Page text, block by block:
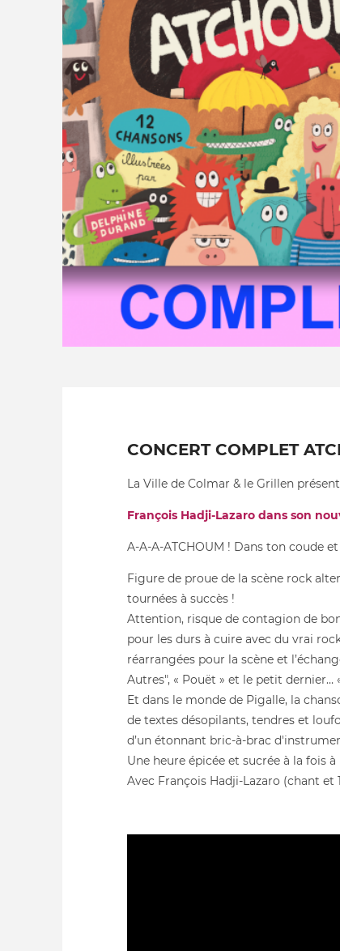
CONCERT COMPLET
La Ville de Colmar & le Grillen
François Hadji-Lazaro dans son
A-A-A-ATCHOUM ! Dans ton coude
Figure de proue de la scène rock
tournées à succès !
Attention, risque de contagion de
pour les durs à cuire avec du vrai
réarrangées pour la scène et
Autres", « Pouët » et le petit dernier…
Et dans le monde de Pigalle, la
de textes désopilants, tendres et
d’un étonnant bric-à-brac
Une heure épicée et sucrée à la fois
Avec François Hadji-Lazaro (chant